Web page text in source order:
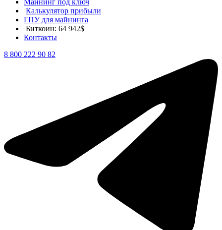
Майнинг под ключ
Калькулятор прибыли
ГПУ для майнинга
Биткоин: 64 942$
Контакты
8 800 222 90 82